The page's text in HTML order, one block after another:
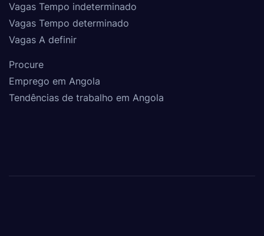
Vagas Tempo indeterminado
Vagas Tempo determinado
Vagas A definir
Procure
Emprego em Angola
Tendências de trabalho em Angola